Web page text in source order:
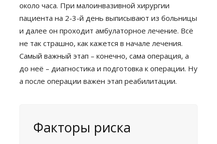
около часа. При малоинвазивной хирургии
пациента на 2-3-й день выписывают из больницы
и далее он проходит амбулаторное лечение. Всё
не так страшно, как кажется в начале лечения.
Самый важный этап – конечно, сама операция, а
до неё – диагностика и подготовка к операции. Ну
а после операции важен этап реабилитации.
Факторы риска